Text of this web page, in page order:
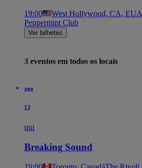
19:00 West Hollywood, CA, EUA
Peppermint Club
Ver bilhetes
3 eventos em todos os locais
ago
13
qui
Breaking Sound